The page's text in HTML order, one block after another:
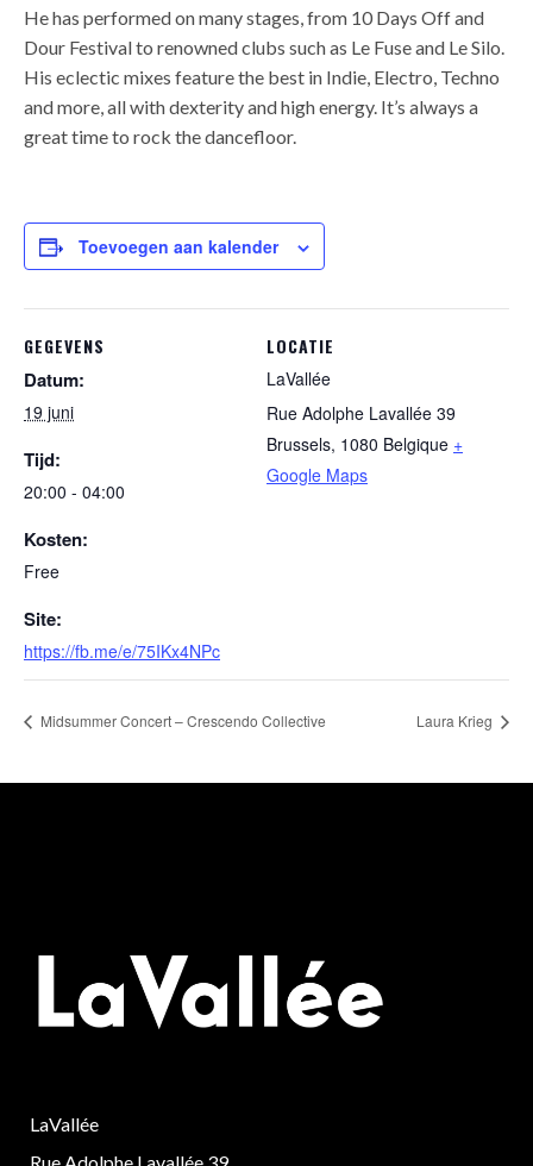
He has performed on many stages, from 10 Days Off and
Dour Festival to renowned clubs such as Le Fuse and Le Silo.
His eclectic mixes feature the best in Indie, Electro, Techno
and more, all with dexterity and high energy. It’s always a
great time to rock the dancefloor.
Toevoegen aan kalender
GEGEVENS
Datum:
19 juni
Tijd:
20:00 - 04:00
Kosten:
Free
Site:
https://fb.me/e/75IKx4NPc
LOCATIE
LaVallée
Rue Adolphe Lavallée 39
Brussels, 1080 Belgique +
Google Maps
Midsummer Concert – Crescendo Collective Laura Krieg
LaVallée